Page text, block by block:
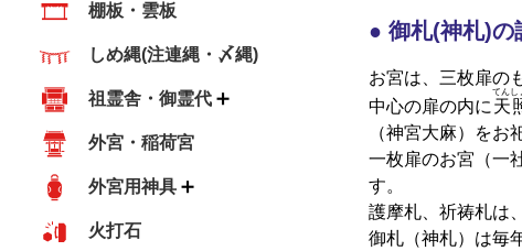
棚板・雲板
しめ縄(注連縄・〆縄)
祖霊舎・御霊代
外宮・稲荷宮
外宮用神具
火打石
御札(神札)の
お宮は、三枚扉の
中心の扉の内に 天
てんし
（神宮大麻）をお
一枚扉のお宮（一
す。
護摩札、祈祷札は
御札（神札）は毎